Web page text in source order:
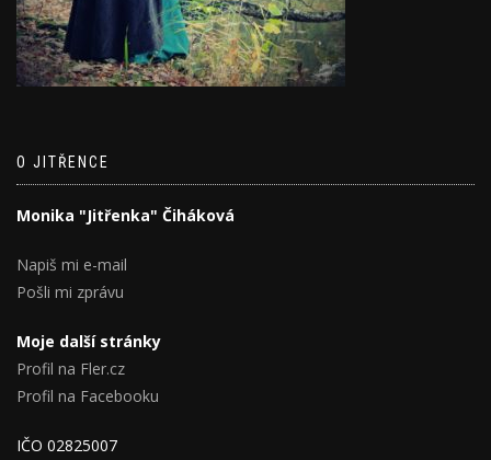
O JITŘENCE
Monika "Jitřenka" Čiháková
Napiš mi e-mail
Pošli mi zprávu
Moje další stránky
Profil na Fler.cz
Profil na Facebooku
IČO 02825007